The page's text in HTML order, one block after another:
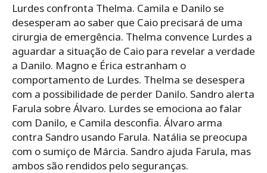
Lurdes confronta Thelma. Camila e Danilo se
desesperam ao saber que Caio precisará de uma
cirurgia de emergência. Thelma convence Lurdes a
aguardar a situação de Caio para revelar a verdade
a Danilo. Magno e Érica estranham o
comportamento de Lurdes. Thelma se desespera
com a possibilidade de perder Danilo. Sandro alerta
Farula sobre Álvaro. Lurdes se emociona ao falar
com Danilo, e Camila desconfia. Álvaro arma
contra Sandro usando Farula. Natália se preocupa
com o sumiço de Márcia. Sandro ajuda Farula, mas
ambos são rendidos pelo seguranças.